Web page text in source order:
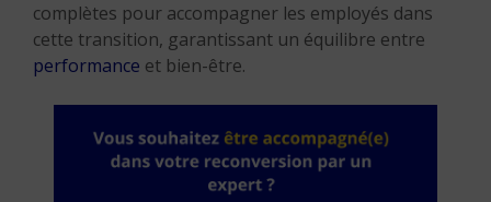
complètes pour accompagner les employés dans
cette transition, garantissant un équilibre entre
performance et bien-être.